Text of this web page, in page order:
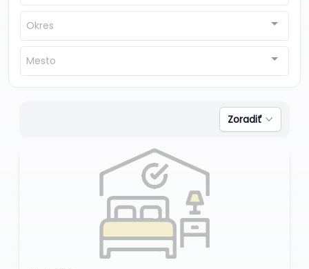
Okres
Mesto
Zoradiť